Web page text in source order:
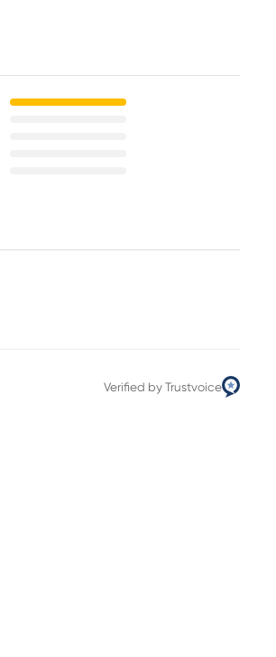
Verified by Trustvoice